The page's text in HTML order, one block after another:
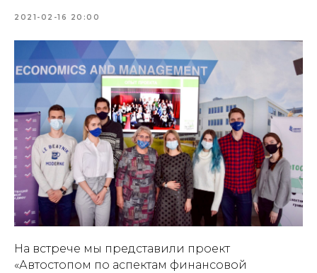
2021-02-16 20:00
На встрече мы представили проект
«Автостопом по аспектам финансовой